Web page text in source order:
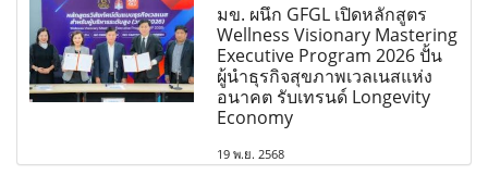
มข. ผนึก GFGL เปิดหลักสูตร
Wellness Visionary Mastering
Executive Program 2026 ปั้น
ผู้นำธุรกิจสุขภาพเวลเนสแห่ง
อนาคต รับเทรนด์ Longevity
Economy
19 พ.ย. 2568